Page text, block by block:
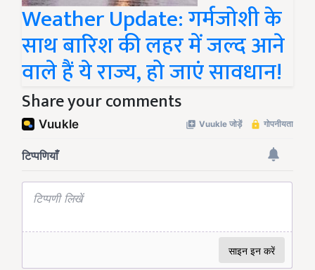
Weather Update: गर्मजोशी के
साथ बारिश की लहर में जल्द आने
वाले हैं ये राज्य, हो जाएं सावधान!
Share your comments